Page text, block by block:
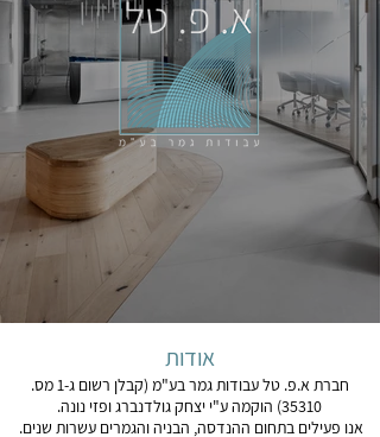
אודות
חברת א.פ. טל עבודות גמר בע"מ (קבלן רשום ג-1 מס.
35310) הוקמה ע"י יצחק גולדנברג ופזי נונה.
אנו פעילים בתחום ההנדסה, הבניה והגמרים עשרות שנים.